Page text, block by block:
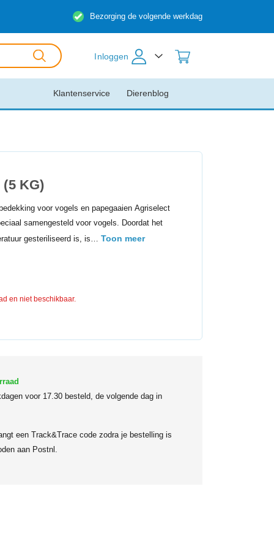
Bezorging de volgende werkdag
Inloggen
Dierenblog
Klantenservice
KG)
voor vogels en papegaaien Agriselect
samengesteld voor vogels. Doordat het
gesteriliseerd is, is… Toon meer
en niet beschikbaar.
voor 17.30 besteld, de volgende dag in
een Track&Trace code zodra je bestelling is
aan Postnl.